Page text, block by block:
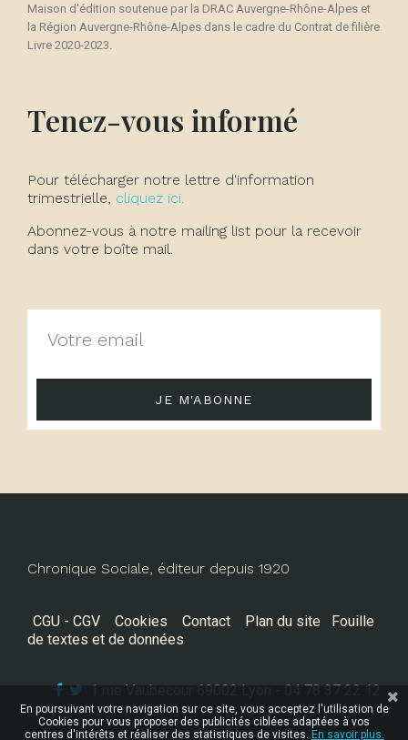
Maison d'édition soutenue par la DRAC Auvergne-Rhône-Alpes et
la Région Auvergne-Rhône-Alpes dans le cadre du Contrat de filière
Livre 2020-2023.
Tenez-vous informé
Pour télécharger notre lettre d'information
trimestrielle, cliquez ici.
Abonnez-vous à notre mailing list pour la recevoir
dans votre boîte mail.
JE M'ABONNE
Chronique Sociale, éditeur depuis 1920
CGU - CGV Cookies Contact Plan du site
Fouille
de textes et de données
1 rue Vaubecour 69002 Lyon - 04 78 37 22 12
En poursuivant votre navigation sur ce site, vous acceptez l'utilisation de
Cookies pour vous proposer des publicités ciblées adaptées à vos
centres d'intérêts et réaliser des statistiques de visites. En savoir plus.